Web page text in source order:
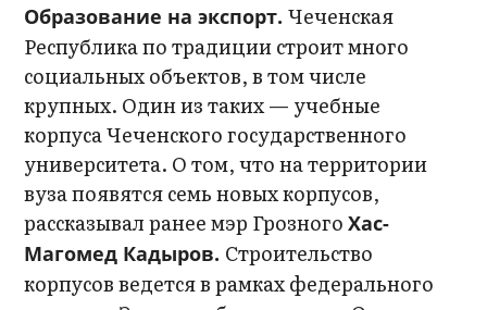
Образование на экспорт.Чеченская
Республика по традиции строит много
социальных объектов, в том числе
крупных. Один из таких — учебные
корпуса Чеченского государственного
университета. О том, что на территории
вуза появятся семь новых корпусов,
рассказывал ранее мэр ГрозногоХас-
Магомед Кадыров. Строительство
корпусов ведется в рамках федерального